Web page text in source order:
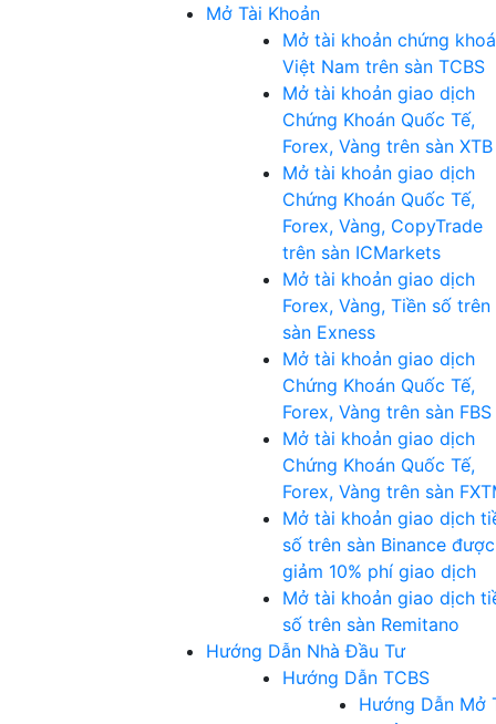
Mở Tài Khoản
Mở tài khoản chứng
Việt Nam trên sàn TCBS
Mở tài khoản giao dịch
Chứng Khoán Quốc Tế,
Forex, Vàng trên sàn XTB
Mở tài khoản giao dịch
Chứng Khoán Quốc Tế,
Forex, Vàng, CopyTrade
trên sàn ICMarkets
Mở tài khoản giao dịch
Forex, Vàng, Tiền số trên
sàn Exness
Mở tài khoản giao dịch
Chứng Khoán Quốc Tế,
Forex, Vàng trên sàn FBS
Mở tài khoản giao dịch
Chứng Khoán Quốc Tế,
Forex, Vàng trên sàn
Mở tài khoản giao dịch
số trên sàn Binance được
giảm 10% phí giao dịch
Mở tài khoản giao dịch
số trên sàn Remitano
Hướng Dẫn Nhà Đầu Tư
Hướng Dẫn TCBS
Hướng Dẫn Mở